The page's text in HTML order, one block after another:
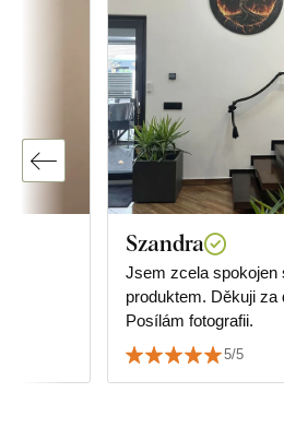
Szandra
Jsem zcela spokojen
produktem. Děkuji za
Posílám fotografii.
5/5